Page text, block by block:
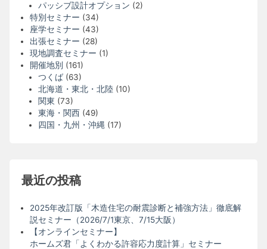
パッシブ設計オプション (2)
特別セミナー (34)
座学セミナー (43)
出張セミナー (28)
現地調査セミナー (1)
開催地別 (161)
つくば(63)
北海道・東北・北陸(10)
関東 (73)
東海・関西(49)
四国・九州・沖縄(17)
最近の投稿
2025年改訂版「木造住宅の耐震診断と補強方法」徹底解
説セミナー（2026/7/1東京、7/15大阪）
【オンラインセミナー】
ホームズ君「よくわかる許容応力度計算」セミナー